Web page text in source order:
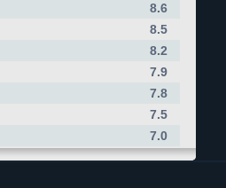
8.6
8.5
8.2
7.9
7.8
7.5
7.0